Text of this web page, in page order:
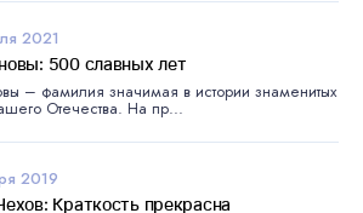
2021
500 славных лет
– фамилия значимая в истории знаменитых
Отечества. На пр...
2019
Краткость прекрасна